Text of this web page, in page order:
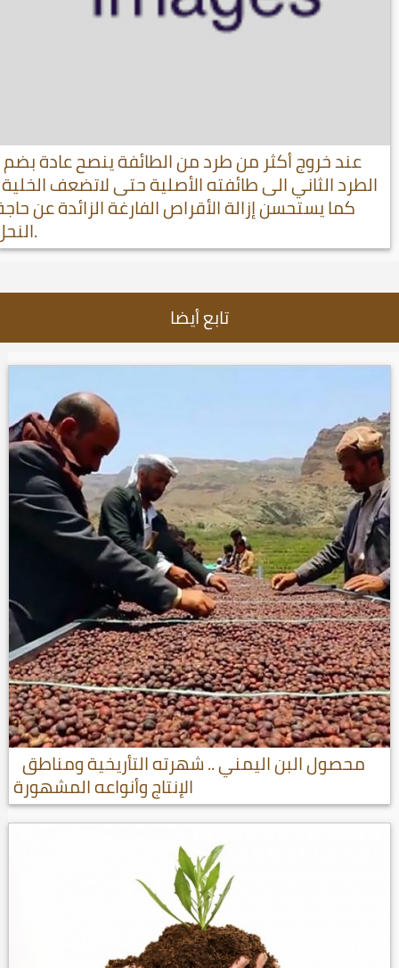
عند خروج أكثر من طرد من الطائفة ينصح عادة بضم
الطرد الثاني الى طائفته الأصلية حتى لاتضعف
كما يستحسن إزالة الأقراص الفارغة الزائدة عن
النحل.
تابع أيضا
محصول البن اليمني .. شهرته التأريخية ومناطق
الإنتاج وأنواعه المشهورة